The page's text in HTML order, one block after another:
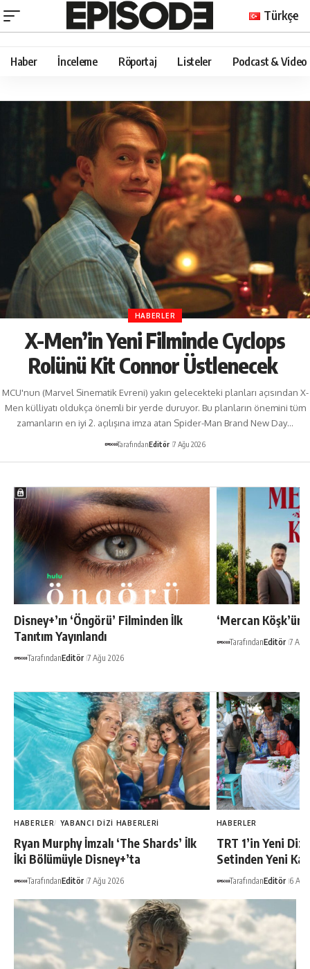
Türkçe
Haber İnceleme Röportaj Listeler Podcast & Video
HABERLER
X-Men’in Yeni Filminde Cyclops
Rolünü Kit Connor Üstlenecek
MCU'nun (Marvel Sinematik Evreni) yakın gelecekteki planları açısından X-
Men külliyatı oldukça önemli bir yerde duruyor. Bu planların önemini tüm
zamanların en iyi 2. açılışına imza atan Spider-Man Brand New Day…
TarafındanEditör 7 Ağu 2026
Disney+’ın ‘Öngörü’ Filminden İlk
Tanıtım Yayınlandı
TarafındanEditör 7 Ağu 2026
‘Mercan Köşk’ün
TarafındanEditör 7
HABERLER YABANCI DIZI HABERLERI
Ryan Murphy İmzalı ‘The Shards’ İlk
İki Bölümüyle Disney+’ta
TarafındanEditör 7 Ağu 2026
HABERLER
TRT 1’in Yeni
Setinden Yeni
TarafındanEditör 6